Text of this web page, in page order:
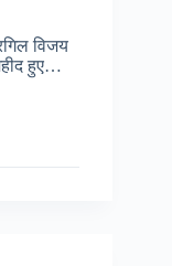
विजय
हुए…